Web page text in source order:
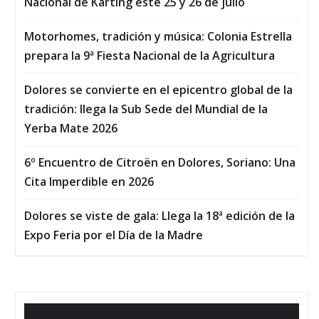
Motorhomes, tradición y música: Colonia Estrella
prepara la 9ª Fiesta Nacional de la Agricultura
Dolores se convierte en el epicentro global de la
tradición: llega la Sub Sede del Mundial de la
Yerba Mate 2026
6º Encuentro de Citroën en Dolores, Soriano: Una
Cita Imperdible en 2026
Dolores se viste de gala: Llega la 18ª edición de la
Expo Feria por el Día de la Madre